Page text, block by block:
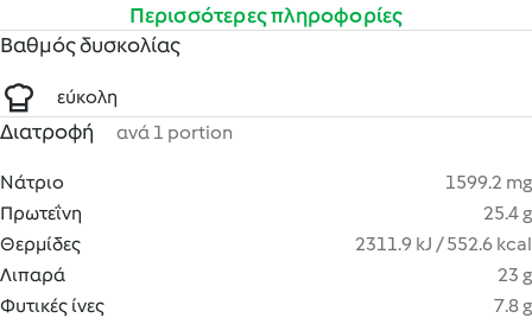
Περισσότερες πληροφορίες
Βαθμός δυσκολίας
εύκολη
Διατροφή ανά 1 portion
Νάτριο
1599.2 mg
Πρωτεΐνη
25.4 g
Θερμίδες
2311.9 kJ / 552.6 kcal
Λιπαρά
23 g
Φυτικές ίνες
7.8 g